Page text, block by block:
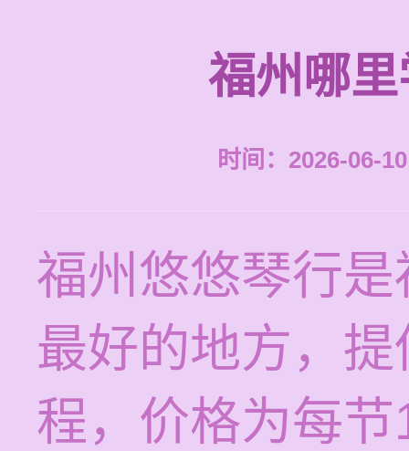
福州哪
时间：2026-06-
福州悠悠琴行
最好的地方，
程，价格为每